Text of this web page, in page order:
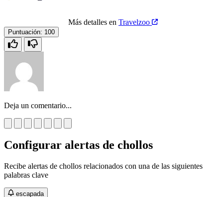
Más detalles en Travelzoo
Puntuación: 100
Deja un comentario...
Configurar alertas de chollos
Recibe alertas de chollos relacionados con una de las siguientes
palabras clave
escapada